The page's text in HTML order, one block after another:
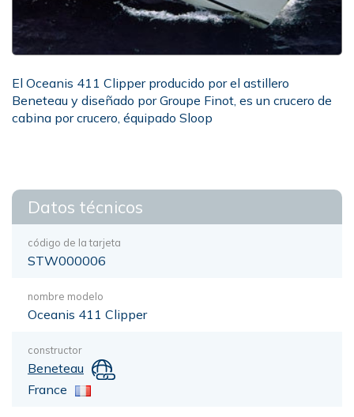
El Oceanis 411 Clipper producido por el astillero
Beneteau y diseñado por Groupe Finot, es un crucero de
cabina por crucero, équipado Sloop
Datos técnicos
código de la tarjeta
STW000006
nombre modelo
Oceanis 411 Clipper
constructor
Beneteau
France